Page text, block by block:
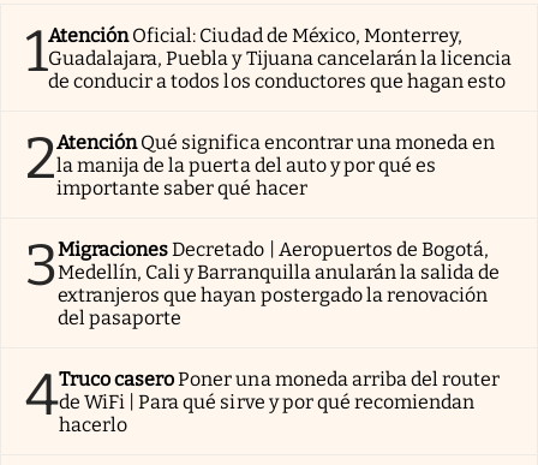
1AtenciónOficial: Ciudad de México, Monterrey,
Guadalajara, Puebla y Tijuana cancelarán la licencia
de conducir a todos los conductores que hagan esto
2AtenciónQué significa encontrar una moneda en
la manija de la puerta del auto y por qué es
importante saber qué hacer
3MigracionesDecretado | Aeropuertos de Bogotá,
Medellín, Cali y Barranquilla anularán la salida de
extranjeros que hayan postergado la renovación
del pasaporte
4Truco caseroPoner una moneda arriba del router
de WiFi | Para qué sirve y por qué recomiendan
hacerlo